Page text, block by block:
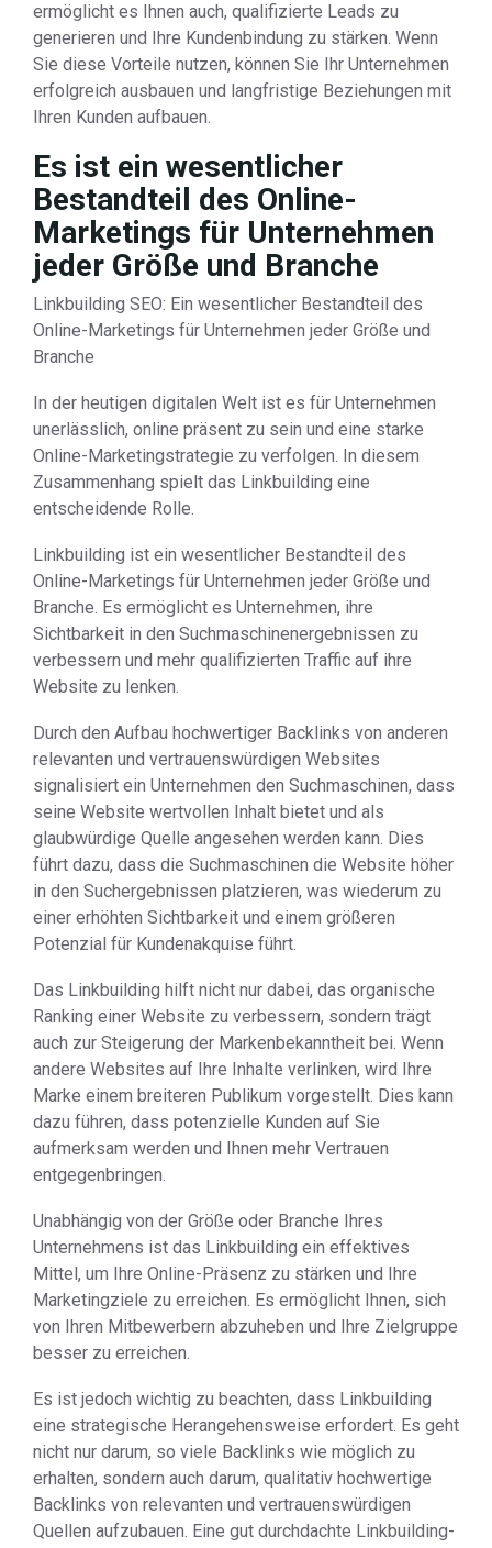
ermöglicht es Ihnen auch, qualifizierte Leads zu
generieren und Ihre Kundenbindung zu stärken. Wenn
Sie diese Vorteile nutzen, können Sie Ihr Unternehmen
erfolgreich ausbauen und langfristige Beziehungen mit
Ihren Kunden aufbauen.
Es ist ein wesentlicher
Bestandteil des Online-
Marketings für Unternehmen
jeder Größe und Branche
Linkbuilding SEO: Ein wesentlicher Bestandteil des
Online-Marketings für Unternehmen jeder Größe und
Branche
In der heutigen digitalen Welt ist es für Unternehmen
unerlässlich, online präsent zu sein und eine starke
Online-Marketingstrategie zu verfolgen. In diesem
Zusammenhang spielt das Linkbuilding eine
entscheidende Rolle.
Linkbuilding ist ein wesentlicher Bestandteil des
Online-Marketings für Unternehmen jeder Größe und
Branche. Es ermöglicht es Unternehmen, ihre
Sichtbarkeit in den Suchmaschinenergebnissen zu
verbessern und mehr qualifizierten Traffic auf ihre
Website zu lenken.
Durch den Aufbau hochwertiger Backlinks von anderen
relevanten und vertrauenswürdigen Websites
signalisiert ein Unternehmen den Suchmaschinen, dass
seine Website wertvollen Inhalt bietet und als
glaubwürdige Quelle angesehen werden kann. Dies
führt dazu, dass die Suchmaschinen die Website höher
in den Suchergebnissen platzieren, was wiederum zu
einer erhöhten Sichtbarkeit und einem größeren
Potenzial für Kundenakquise führt.
Das Linkbuilding hilft nicht nur dabei, das organische
Ranking einer Website zu verbessern, sondern trägt
auch zur Steigerung der Markenbekanntheit bei. Wenn
andere Websites auf Ihre Inhalte verlinken, wird Ihre
Marke einem breiteren Publikum vorgestellt. Dies kann
dazu führen, dass potenzielle Kunden auf Sie
aufmerksam werden und Ihnen mehr Vertrauen
entgegenbringen.
Unabhängig von der Größe oder Branche Ihres
Unternehmens ist das Linkbuilding ein effektives
Mittel, um Ihre Online-Präsenz zu stärken und Ihre
Marketingziele zu erreichen. Es ermöglicht Ihnen, sich
von Ihren Mitbewerbern abzuheben und Ihre Zielgruppe
besser zu erreichen.
Es ist jedoch wichtig zu beachten, dass Linkbuilding
eine strategische Herangehensweise erfordert. Es geht
nicht nur darum, so viele Backlinks wie möglich zu
erhalten, sondern auch darum, qualitativ hochwertige
Backlinks von relevanten und vertrauenswürdigen
Quellen aufzubauen. Eine gut durchdachte Linkbuilding-